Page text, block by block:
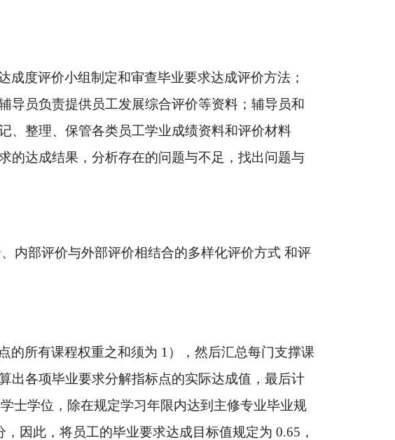
度评价小组制定和审查毕业要求达成评价方法；
导员负责提供员工发展综合评价等资料；辅导员和
、整理、保管各类员工学业成绩资料和评价材料
的达成结果，分析存在的问题与不足，找出问题与
内部评价与外部评价相结合的多样化评价方式 和评
的所有课程权重之和须为 1 ），然后汇总每门支撑课
出各项毕业要求分解指标点的实际达成值，最后计
士学位，除在规定学习年限内达到主修专业毕业规
，因此，将员工的毕业要求达成目标值规定为 0.65 ，